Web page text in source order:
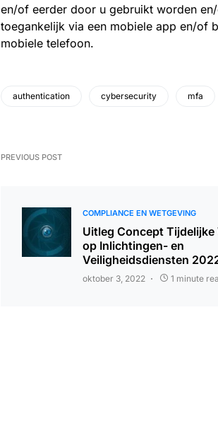
en/of eerder door u gebruikt worden
toegankelijk via een mobiele app en/of
mobiele telefoon.
authentication cybersecurity mfa
PREVIOUS POST
COMPLIANCE EN WETGEVING
Uitleg Concept Tijdelijke
op Inlichtingen- en
Veiligheidsdiensten
oktober 3, 2022 1 minute